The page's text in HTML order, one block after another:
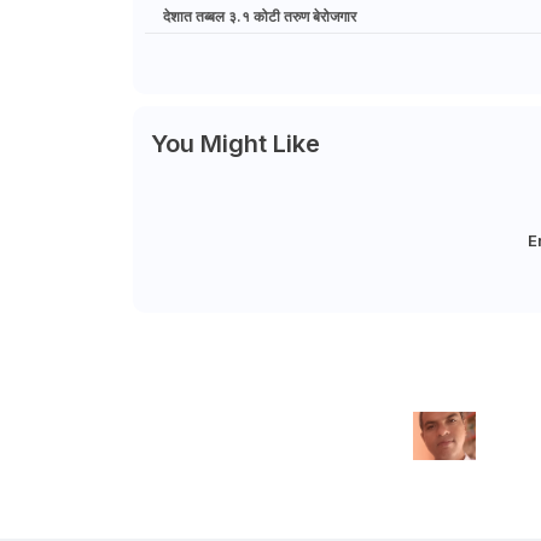
देशात तब्बल ३.१ कोटी तरुण बेरोजगार
You Might Like